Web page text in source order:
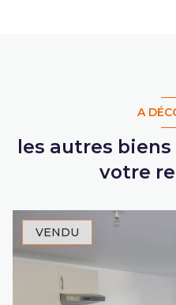
A
les autres
votre
VENDU